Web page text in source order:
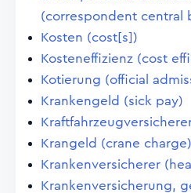
(correspondent central
Kosten (cost[s])
Kosteneffizienz (cost
Kotierung (official
Krankengeld (sick pay)
Krangeld (crane charge)
Krankenversicherer
Krankenversicherung,